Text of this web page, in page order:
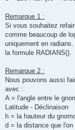
Remarque 1 :
Si vous souhaitez
comme beaucoup de
uniquement en
la formule RADIANS().
Remarque 2 :
Nous pouvons aussi
avec :
A = l'angle entre le
Latitude - Déclinaison
h = la hauteur du
d = la distance que l'on